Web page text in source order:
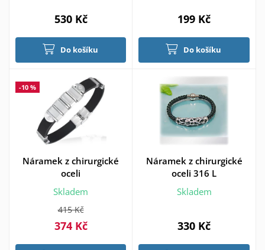
530 Kč
Do košíku
199 Kč
Do košíku
-10 %
Náramek z chirurgické
oceli
Skladem
415 Kč
374 Kč
Náramek z chirurgické
oceli 316 L
Skladem
330 Kč